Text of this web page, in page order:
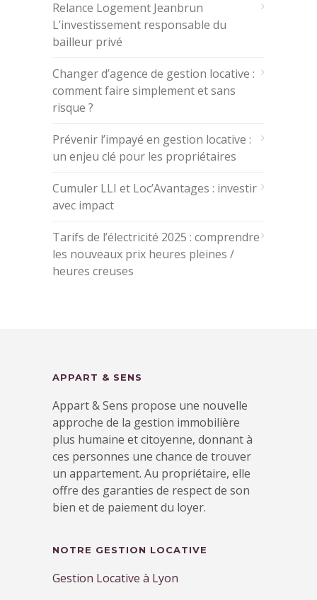
Relance Logement Jeanbrun
L’investissement responsable du
bailleur privé
Changer d’agence de gestion locative :
comment faire simplement et sans
risque ?
Prévenir l’impayé en gestion locative :
un enjeu clé pour les propriétaires
Cumuler LLI et Loc’Avantages : investir
avec impact
Tarifs de l’électricité 2025 : comprendre
les nouveaux prix heures pleines /
heures creuses
APPART & SENS
Appart & Sens propose une nouvelle
approche de la gestion immobilière
plus humaine et citoyenne, donnant à
ces personnes une chance de trouver
un appartement. Au propriétaire, elle
offre des garanties de respect de son
bien et de paiement du loyer.
NOTRE GESTION LOCATIVE
Gestion Locative à Lyon